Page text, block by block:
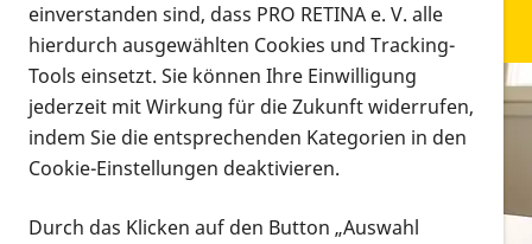
Infomaterial
Infomaterial
Vorlesen
einverstanden sind, dass PRO RETINA e. V. alle
hierdurch ausgewählten Cookies und Tracking-
Tools einsetzt. Sie können Ihre Einwilligung
jederzeit mit Wirkung für die Zukunft widerrufen,
indem Sie die entsprechenden Kategorien in den
Cookie-Einstellungen deaktivieren.
Durch das Klicken auf den Button „Auswahl